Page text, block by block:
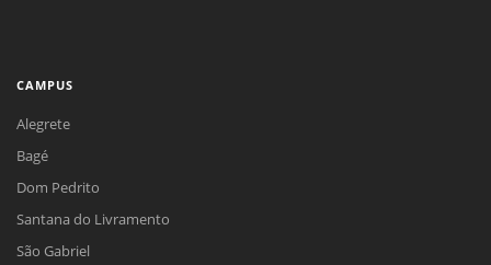
CAMPUS
Alegrete
Bagé
Dom Pedrito
Santana do Livramento
São Gabriel